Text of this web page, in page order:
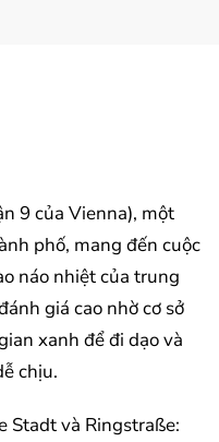
9 của Vienna), một
phố, mang đến cuộc
náo nhiệt của trung
giá cao nhờ cơ sở
xanh để đi dạo và
chịu.
Stadt và Ringstraße: